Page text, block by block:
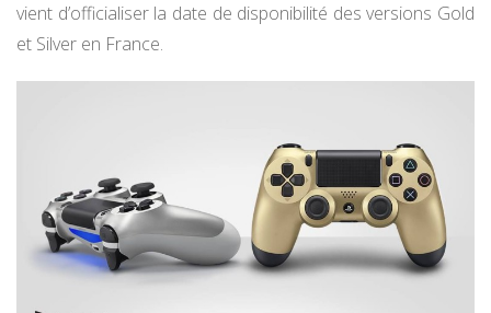
vient d’officialiser la date de disponibilité des versions Gold
et Silver en France.